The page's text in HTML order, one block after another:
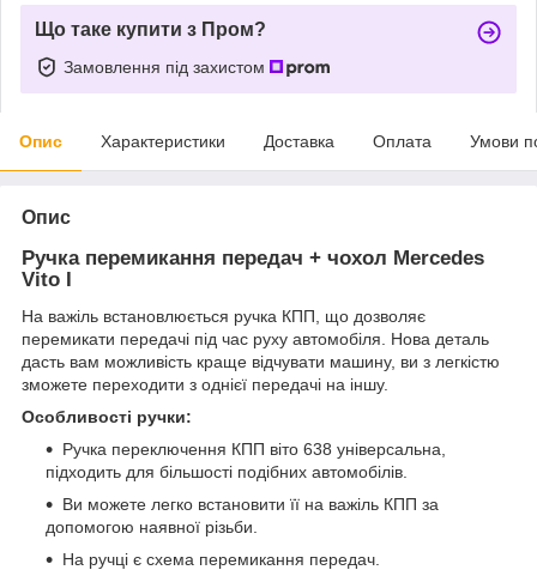
Що таке купити з Пром?
Замовлення під захистом
Опис Характеристики Доставка Оплата Умови
Опис
Ручка перемикання передач + чохол Mercedes
Vito I
На важіль встановлюється ручка КПП, що дозволяє
перемикати передачі під час руху автомобіля. Нова деталь
дасть вам можливість краще відчувати машину, ви з легкістю
зможете переходити з однієї передачі на іншу.
Особливості ручки:
Ручка переключення КПП віто 638 універсальна,
підходить для більшості подібних автомобілів.
Ви можете легко встановити її на важіль КПП за
допомогою наявної різьби.
На ручці є схема перемикання передач.